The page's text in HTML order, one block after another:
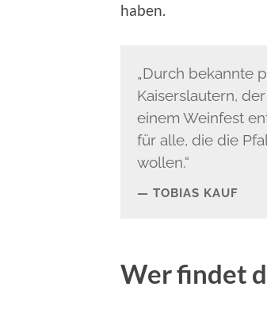
haben.
„Durch bekannte
Kaiserslautern,
einem Weinfest
für alle, die die
wollen.“
TOBIAS KAUF
Wer findet